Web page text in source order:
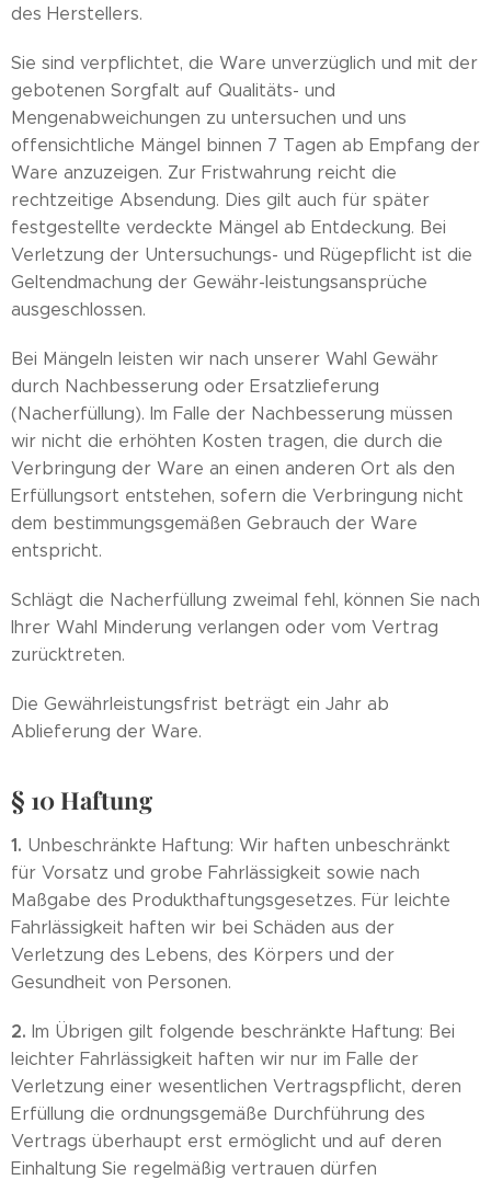
des Herstellers.
Sie sind verpflichtet, die Ware unverzüglich und mit der
gebotenen Sorgfalt auf Qualitäts- und
Mengenabweichungen zu untersuchen und uns
offensichtliche Mängel binnen 7 Tagen ab Empfang der
Ware anzuzeigen. Zur Fristwahrung reicht die
rechtzeitige Absendung. Dies gilt auch für später
festgestellte verdeckte Mängel ab Entdeckung. Bei
Verletzung der Untersuchungs- und Rügepflicht ist die
Geltendmachung der Gewähr-leistungsansprüche
ausgeschlossen.
Bei Mängeln leisten wir nach unserer Wahl Gewähr
durch Nachbesserung oder Ersatzlieferung
(Nacherfüllung). Im Falle der Nachbesserung müssen
wir nicht die erhöhten Kosten tragen, die durch die
Verbringung der Ware an einen anderen Ort als den
Erfüllungsort entstehen, sofern die Verbringung nicht
dem bestimmungsgemäßen Gebrauch der Ware
entspricht.
Schlägt die Nacherfüllung zweimal fehl, können Sie nach
Ihrer Wahl Minderung verlangen oder vom Vertrag
zurücktreten.
Die Gewährleistungsfrist beträgt ein Jahr ab
Ablieferung der Ware.
§ 10 Haftung
1. Unbeschränkte Haftung: Wir haften unbeschränkt
für Vorsatz und grobe Fahrlässigkeit sowie nach
Maßgabe des Produkthaftungsgesetzes. Für leichte
Fahrlässigkeit haften wir bei Schäden aus der
Verletzung des Lebens, des Körpers und der
Gesundheit von Personen.
2. Im Übrigen gilt folgende beschränkte Haftung: Bei
leichter Fahrlässigkeit haften wir nur im Falle der
Verletzung einer wesentlichen Vertragspflicht, deren
Erfüllung die ordnungsgemäße Durchführung des
Vertrags überhaupt erst ermöglicht und auf deren
Einhaltung Sie regelmäßig vertrauen dürfen